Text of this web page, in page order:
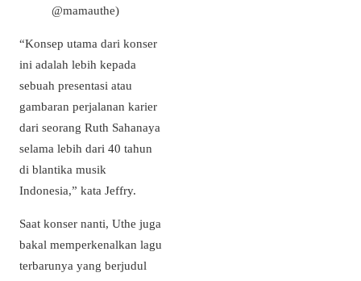
@mamauthe)
“Konsep utama dari konser
ini adalah lebih kepada
sebuah presentasi atau
gambaran perjalanan karier
dari seorang Ruth Sahanaya
selama lebih dari 40 tahun
di blantika musik
Indonesia,” kata Jeffry.
Saat konser nanti, Uthe juga
bakal memperkenalkan lagu
terbarunya yang berjudul